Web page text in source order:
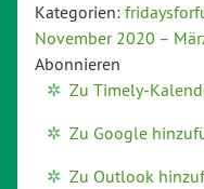
Kategorien:
November 2020 –
Abonnieren
Zu Timely-
Zu Google
Zu Outlook